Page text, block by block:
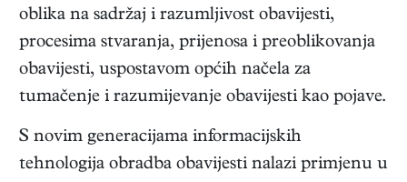
oblika na sadržaj i razumljivost obavijesti,
procesima stvaranja, prijenosa i preoblikovanja
obavijesti, uspostavom općih načela za
tumačenje i razumijevanje obavijesti kao pojave.
S novim generacijama informacijskih
tehnologija obradba obavijesti nalazi primjenu u